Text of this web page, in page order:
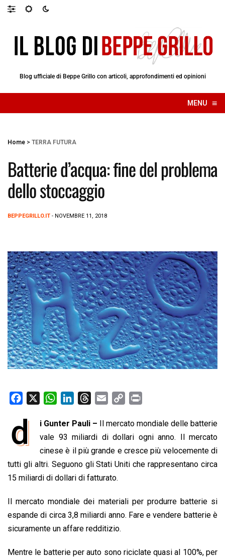
Blog ufficiale di Beppe Grillo con articoli, approfondimenti ed opinioni
MENU ≡
☰
Home > TERRA FUTURA
Batterie d’acqua: fine del problema
dello stoccaggio
BEPPEGRILLO.IT - NOVEMBRE 11, 2018
e
o
o
W
a
t
s
A
p
n
k
e
d
I
r
e
a
d
s
a
i
l
p
y
L
i
i
n
t
d i Gunter Pauli – Il mercato mondiale delle batterie
vale 93 miliardi di dollari ogni anno. Il mercato
cinese è il più grande e cresce più velocemente di
tutti gli altri. Seguono gli Stati Uniti che rappresentano circa
15 miliardi di dollari di fatturato.
Il mercato mondiale dei materiali per produrre batterie si
espande di circa 3,8 miliardi anno. Fare e vendere batterie è
sicuramente un affare redditizio.
Mentre le batterie per auto sono riciclate quasi al 100%, per